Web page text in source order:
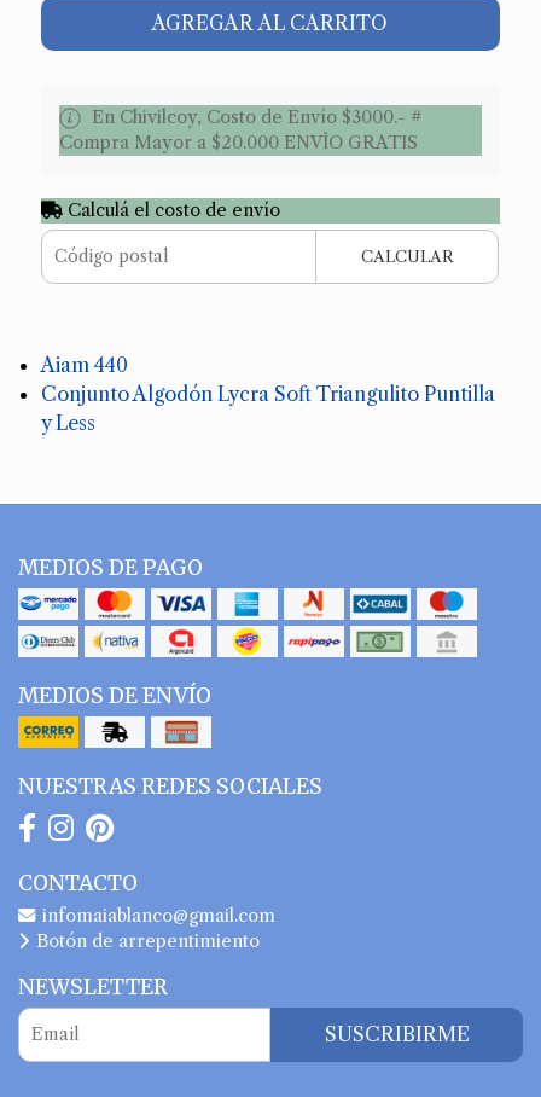
AGREGAR AL CARRITO
En Chivilcoy, Costo de Envío $3000.- #
Compra Mayor a $20.000 ENVÌO GRATIS
Calculá el costo de envío
CALCULAR
Aiam 440
Conjunto Algodón Lycra Soft Triangulito Puntilla
y Less
MEDIOS DE PAGO
MEDIOS DE ENVÍO
NUESTRAS REDES SOCIALES
CONTACTO
infomaiablanco@gmail.com
Botón de arrepentimiento
NEWSLETTER
SUSCRIBIRME